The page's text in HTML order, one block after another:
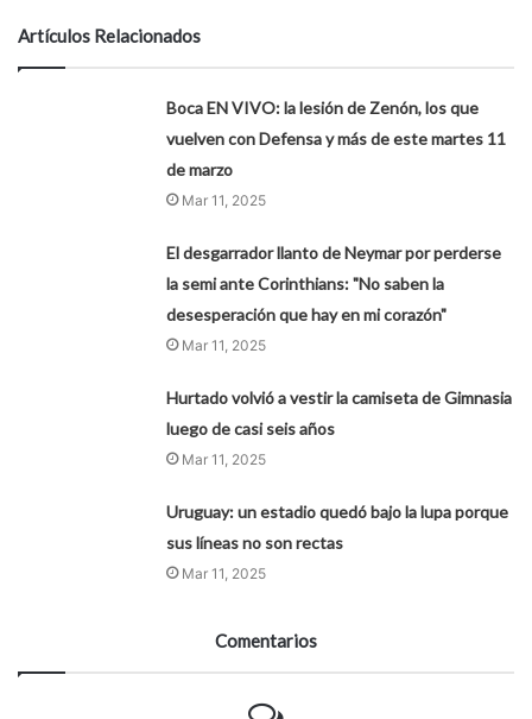
Artículos Relacionados
Boca EN VIVO: la lesión de Zenón, los que
vuelven con Defensa y más de este martes 11
de marzo
Mar 11, 2025
El desgarrador llanto de Neymar por perderse
la semi ante Corinthians: "No saben la
desesperación que hay en mi corazón"
Mar 11, 2025
Hurtado volvió a vestir la camiseta de Gimnasia
luego de casi seis años
Mar 11, 2025
Uruguay: un estadio quedó bajo la lupa porque
sus líneas no son rectas
Mar 11, 2025
Comentarios